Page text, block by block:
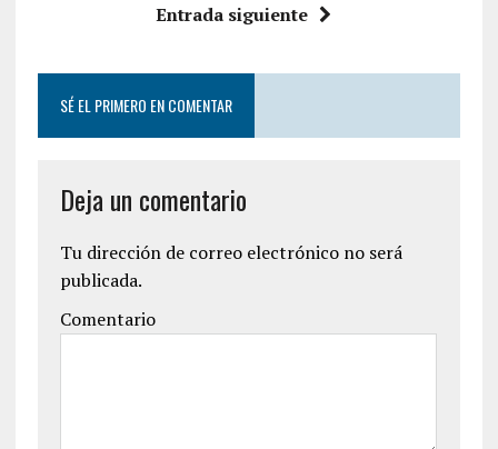
Entrada siguiente
SÉ EL PRIMERO EN COMENTAR
Deja un comentario
Tu dirección de correo electrónico no será
publicada.
Comentario